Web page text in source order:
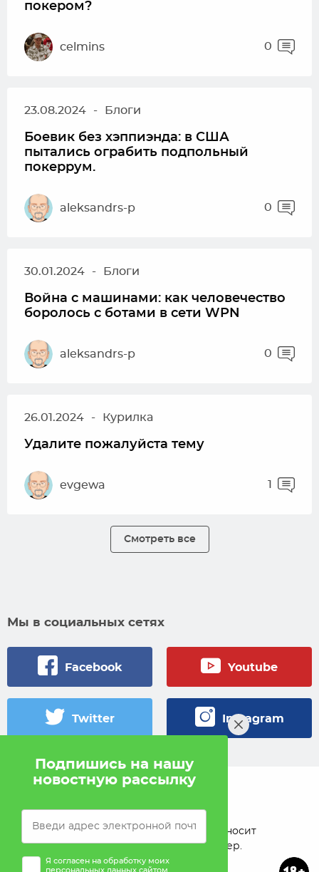
покером?
celmins 0
23.08.2024 - Блоги
Боевик без хэппиэнда: в США
пытались ограбить подпольный
покеррум.
aleksandrs-p 0
30.01.2024 - Блоги
Война с машинами: как человечество
боролось с ботами в сети WPN
aleksandrs-p 0
26.01.2024 - Курилка
Удалите пожалуйста тему
evgewa 1
Смотреть все
Мы в социальных сетях
Facebook Youtube
Twitter Instagram
Pokah не проводит игры на деньги. Сайт носит
исключительно информационный характер.
Подпишись на нашу
новостную рассылку
Я согласен на обработку моих
персональных данных сайтом